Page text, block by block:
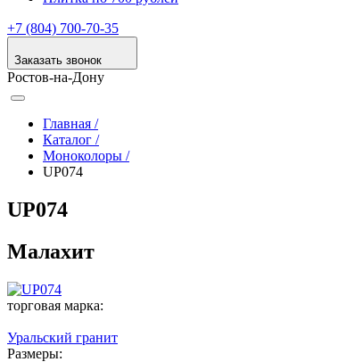
+7 (804) 700-70-35
Заказать звонок
Ростов-на-Дону
Главная /
Каталог /
Моноколоры /
UP074
UP074
Малахит
торговая марка:
Уральский гранит
Размеры: